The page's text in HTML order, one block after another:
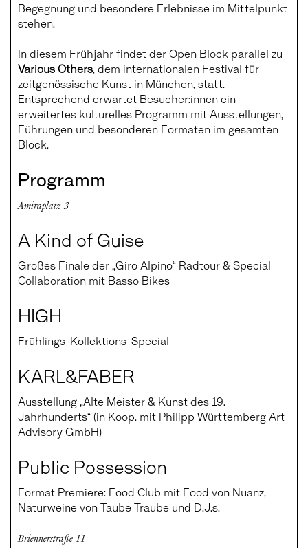
Begegnung und besondere Erlebnisse im Mittelpunkt
stehen.
In diesem Frühjahr findet der Open Block parallel zu
Various Others, dem internationalen Festival für
zeitgenössische Kunst in München, statt.
Entsprechend erwartet Besucher:innen ein
erweitertes kulturelles Programm mit Ausstellungen,
Führungen und besonderen Formaten im gesamten
Block.
Programm
Amiraplatz 3
A Kind of Guise
Großes Finale der „Giro Alpino“ Radtour & Special
Collaboration mit Basso Bikes
HIGH
Frühlings-Kollektions-Special
KARL&FABER
Ausstellung „Alte Meister & Kunst des 19.
Jahrhunderts“ (in Koop. mit Philipp Württemberg Art
Advisory GmbH)
Public Possession
Format Premiere: Food Club mit Food von Nuanz,
Naturweine von Taube Traube und D.J.s.
Briennerstraße 11